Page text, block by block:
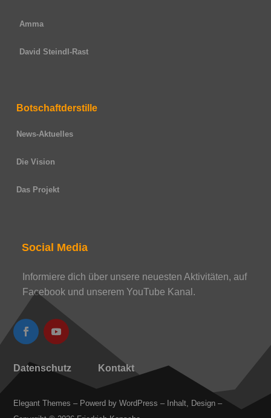
Amma
David Steindl-Rast
Botschaftderstille
News-Aktuelles
Die Vision
Das Projekt
Social Media
Informiere dich über unsere neuesten Aktivitäten, auf
Facebook und unserem YouTube Kanal.
Datenschutz Kontakt
Elegant Themes – Powerd by WordPress – Inhalt, Design –